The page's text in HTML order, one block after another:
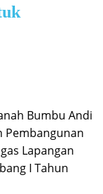
Bumbu Andi
Pembangunan
Lapangan
I Tahun